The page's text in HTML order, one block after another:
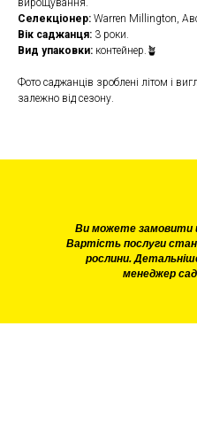
вирощування.
Селекціонер: Warren Millington,
Вік саджанця: 3 роки.
Вид упаковки: контейнер.🪴
Фото саджанців зроблені літом і
залежно від сезону.
Ви можете замовити
Вартість послуги
рослини.
менеджер